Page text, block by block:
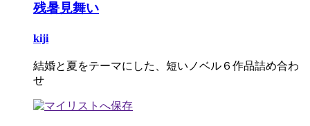
残暑見舞い
kiji
結婚と夏をテーマにした、短いノベル６作品詰め合わ
せ